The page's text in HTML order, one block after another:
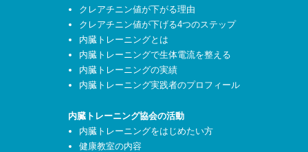
クレアチニン値が下がる理由
クレアチニン値が下げる4つのステップ
内臓トレーニングとは
内臓トレーニングで生体電流を整える
内臓トレーニングの実績
内臓トレーニング実践者のプロフィール
内臓トレーニング協会の活動
内臓トレーニングをはじめたい方
健康教室の内容